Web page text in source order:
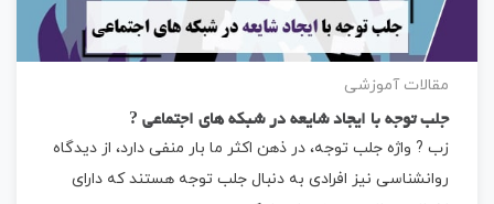
مقالات آموزشی
جلب توجه با ایجاد شایعه در شبکه های اجتماعی ?
زب ? واژه جلب توجه، در ذهن اکثر ما بار منفی دارد، از دیدگاه
روانشناسی نیز افرادی به دنبال جلب توجه هستند که دارای